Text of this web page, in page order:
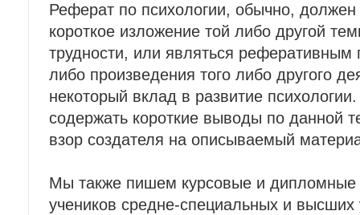
Реферат по психологии, обычно, должен
короткое изложение той либо другой
трудности, или являться реферативным
либо произведения того либо другого
некоторый вклад в развитие
содержать короткие выводы по данной
взор создателя на описываемый
Мы также пишем курсовые и дипломные
учеников средне-специальных и высших